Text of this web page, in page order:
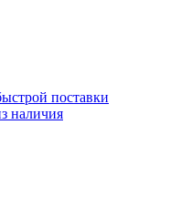
поставки